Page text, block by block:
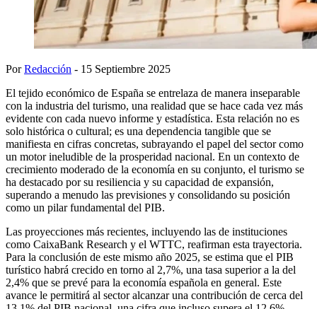
PorRedacción - 15 Septiembre 2025
El tejido económico de España se entrelaza de manera inseparable
con la industria del turismo, una realidad que se hace cada vez más
evidente con cada nuevo informe y estadística. Esta relación no es
solo histórica o cultural; es una dependencia tangible que se
manifiesta en cifras concretas, subrayando el papel del sector como
un motor ineludible de la prosperidad nacional. En un contexto de
crecimiento moderado de la economía en su conjunto, el turismo se
ha destacado por su resiliencia y su capacidad de expansión,
superando a menudo las previsiones y consolidando su posición
como un pilar fundamental del PIB.
Las proyecciones más recientes, incluyendo las de instituciones
como CaixaBank Research y el WTTC, reafirman esta trayectoria.
Para la conclusión de este mismo año 2025, se estima que el PIB
turístico habrá crecido en torno al 2,7%, una tasa superior a la del
2,4% que se prevé para la economía española en general. Este
avance le permitirá al sector alcanzar una contribución de cerca del